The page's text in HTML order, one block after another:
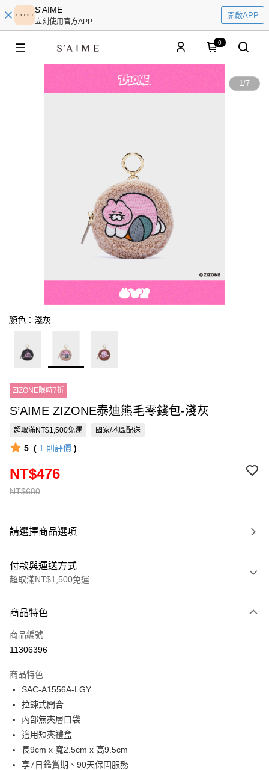
S'AIME
立刻使用官方APP
開啟APP
0
1/7
顏色：淺灰
ZIZONE限時7折
S’AIME ZIZONE泰迪熊毛零錢包-淺灰
超取滿NT$1,500免運 國家/地區配送
5 ( 1 則評價 )
NT$680
NT$476
請選擇商品選項
付款與運送方式
超取滿NT$1,500免運
信用卡一次付款
超商取貨付款
Apple Pay
街口支付
悠遊付
Google Pay
商品特色
商品編號
11306396
商品特色
SAC-A1556A-LGY
拉鍊式開合
內部無夾層口袋
適用短夾禮盒
長9cm x 寬2.5cm x 高9.5cm
享7日鑑賞期、90天保固服務